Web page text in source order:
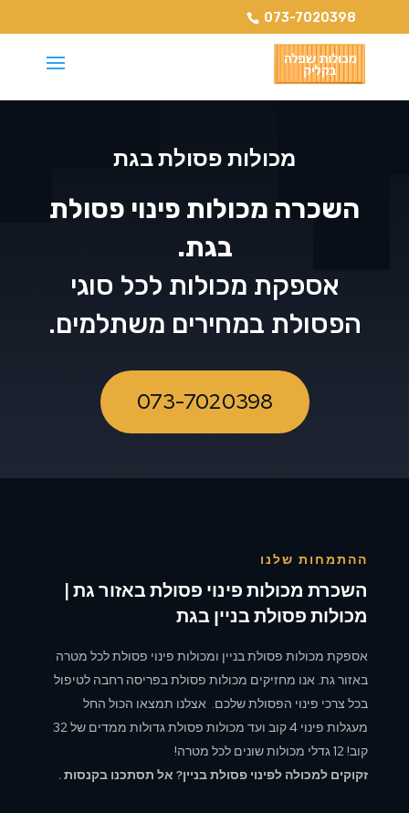
073-7020398
מכולות פסולת בגת
השכרה מכולות פינוי פסולת
בגת.
אספקת מכולות לכל סוגי
הפסולת במחירים משתלמים.
073-7020398
ההתמחות שלנו
השכרת מכולות פינוי פסולת באזור גת |
מכולות פסולת בניין בגת
אספקת מכולות פסולת בניין ומכולות פינוי פסולת לכל מטרה
באזור גת. אנו מחזיקים מכולות פסולת בפריסה רחבה לטיפול
בכל צרכי פינוי הפסולת שלכם. אצלנו תמצאו הכול החל
מעגלות פינוי 4 קוב ועד מכולות פסולת גדולות ממדים של 32
קוב! 12 גדלי מכולות שונים לכל מטרה!
זקוקים למכולה לפינוי פסולת בניין? אל תסתכנו בקנסות .